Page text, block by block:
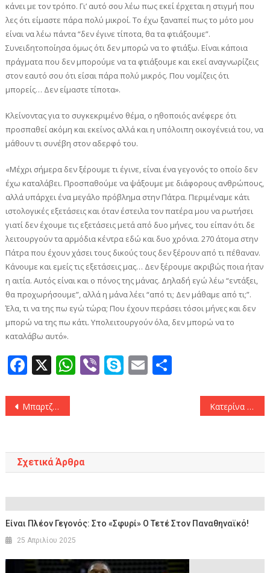
κάνει με τον τρόπο. Γι’ αυτό σου λέω πως εκεί έρχεται η στιγμή που
λες ότι είμαστε πάρα πολύ μικροί. Το έχω ξαναπεί πως το μότο μου
είναι να λέω πάντα “δεν έγινε τίποτα, θα τα φτιάξουμε”.
Συνειδητοποίησα όμως ότι δεν μπορώ να το φτιάξω. Είναι κάποια
πράγματα που δεν μπορούμε να τα φτιάξουμε και εκεί αναγνωρίζεις
στον εαυτό σου ότι είσαι πάρα πολύ μικρός. Που νομίζεις ότι
μπορείς… Δεν είμαστε τίποτα».
Κλείνοντας για το συγκεκριμένο θέμα, ο ηθοποιός ανέφερε ότι
προσπαθεί ακόμη και εκείνος αλλά και η υπόλοιπη οικογένειά του, να
μάθουν τι συνέβη στον αδερφό του.
«Μέχρι σήμερα δεν ξέρουμε τι έγινε, είναι ένα γεγονός το οποίο δεν
έχω καταλάβει. Προσπαθούμε να ψάξουμε με διάφορους ανθρώπους,
αλλά υπάρχει ένα μεγάλο πρόβλημα στην Πάτρα. Περιμέναμε κάτι
ιστολογικές εξετάσεις και όταν έστειλα τον πατέρα μου να ρωτήσει
γιατί δεν έχουμε τις εξετάσεις μετά από δυο μήνες, του είπαν ότι δε
λειτουργούν τα αρμόδια κέντρα εδώ και δυο χρόνια. 270 άτομα στην
Πάτρα που έχουν χάσει τους δικούς τους δεν ξέρουν από τι πέθαναν.
Κάνουμε και εμείς τις εξετάσεις μας… Δεν ξέρουμε ακριβώς ποια ήταν
η αιτία. Αυτός είναι και ο πόνος της μάνας. Δηλαδή εγώ λέω “εντάξει,
θα προχωρήσουμε”, αλλά η μάνα λέει “από τι; Δεν μάθαμε από τι;”.
Έλα, τι να της πω εγώ τώρα; Που έχουν περάσει τόσοι μήνες και δεν
μπορώ να της πω κάτι. Υπολειτουργούν όλα, δεν μπορώ να το
καταλάβω αυτό».
Facebook
X WhatsApp
ViberSkype
Email
Πλοήγηση
Μπαρτζώκας: «Δίκαια κέρδισε η Ρεάλ, δεν είναι αποτυχημένη ης εζόν στην Ευρωλίγκα» Κατερίνα Καινούργιου για Μικρούτσικο: «Με πλήγωσε πάρα πολύ με αυτά που είπε, με αδίκησε απίστευτα»
Σχετικά Άρθρα
Είναι Πλέον Γεγονός: Στο «σφυρί» Ο Τετέ Στον Παναθηναϊκό!
25 Απριλίου 2025